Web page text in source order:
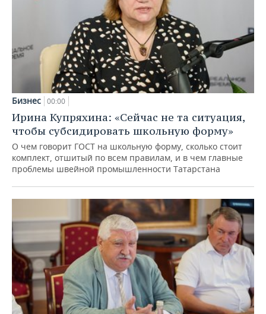
Бизнес 00:00
Ирина Купряхина: «Сейчас не та ситуация,
чтобы субсидировать школьную форму»
О чем говорит ГОСТ на школьную форму, сколько стоит
комплект, отшитый по всем правилам, и в чем главные
проблемы швейной промышленности Татарстана